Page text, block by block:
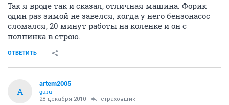
Так я вроде так и сказал, отличная машина. Форик
один раз зимой не завелся, когда у него бензонасос
сломался, 20 минут работы на коленке и он с
полпинка в строю.
ОТВЕТИТЬ
A
artem2005
guru
28 декабря 2010 страховщик